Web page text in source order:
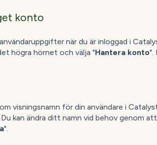
konto
när du är inloggad i
högra hörnet och välja "Hantera konto".
visningsnamn för din användare i
kan ändra ditt namn vid behov genom
".